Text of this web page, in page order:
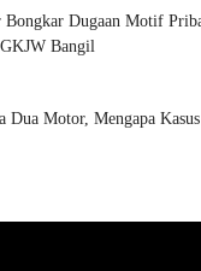
Bongkar Dugaan Motif
Bangil
Dua Motor, Mengapa